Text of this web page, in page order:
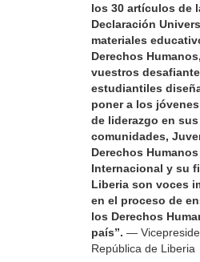
los 30 artículos de
Declaración
materiales
Derechos
vuestros
estudiantiles
poner a los
de liderazgo en sus
comunidades,
Derechos Humanos
Internacional y su
Liberia son voces
en el proceso de
los Derechos
país”. —
República de Liberia